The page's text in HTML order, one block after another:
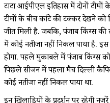
टाटा आईपीएल इतिहास में दोनों
टीमों के बीच कांटे की टक्कर देखने
जीत मिली है. जबकि, पंजाब किंग्स
में कोई नतीजा नहीं निकल पाया है.
होगा. पहले मुकाबले में पंजाब किंग्स
पिछले सीजन में पहला मैच दिल्ली
कोई नतीजा नहीं निकल पाया था.